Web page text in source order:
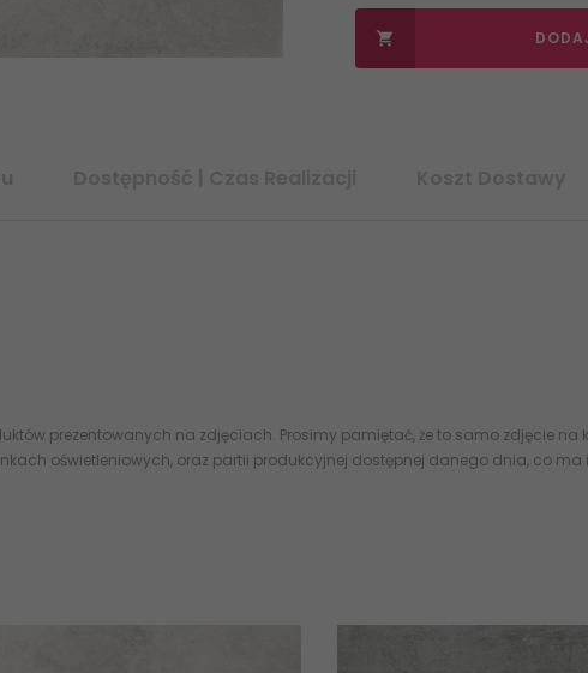

prezentowanych na zdjęciach. Prosimy pamiętać, że to samo zdjęcie
oświetleniowych, oraz partii produkcyjnej dostępnej danego dnia, co